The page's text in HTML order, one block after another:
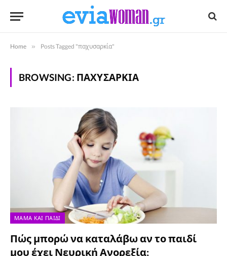
Home » Posts Tagged "παχυσαρκία"
BROWSING: ΠΑΧΥΣΑΡΚΊΑ
ΜΑΜΆ ΚΑΙ ΠΑΙΔΊ
Πώς μπορώ να καταλάβω αν το παιδί
μου έχει Νευρική Ανορεξία;